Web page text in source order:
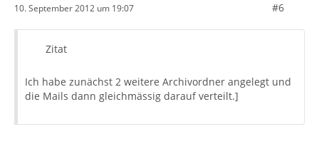
10. September 2012 um 19:07 #6
Zitat
Ich habe zunächst 2 weitere Archivordner angelegt und
die Mails dann gleichmässig darauf verteilt.]